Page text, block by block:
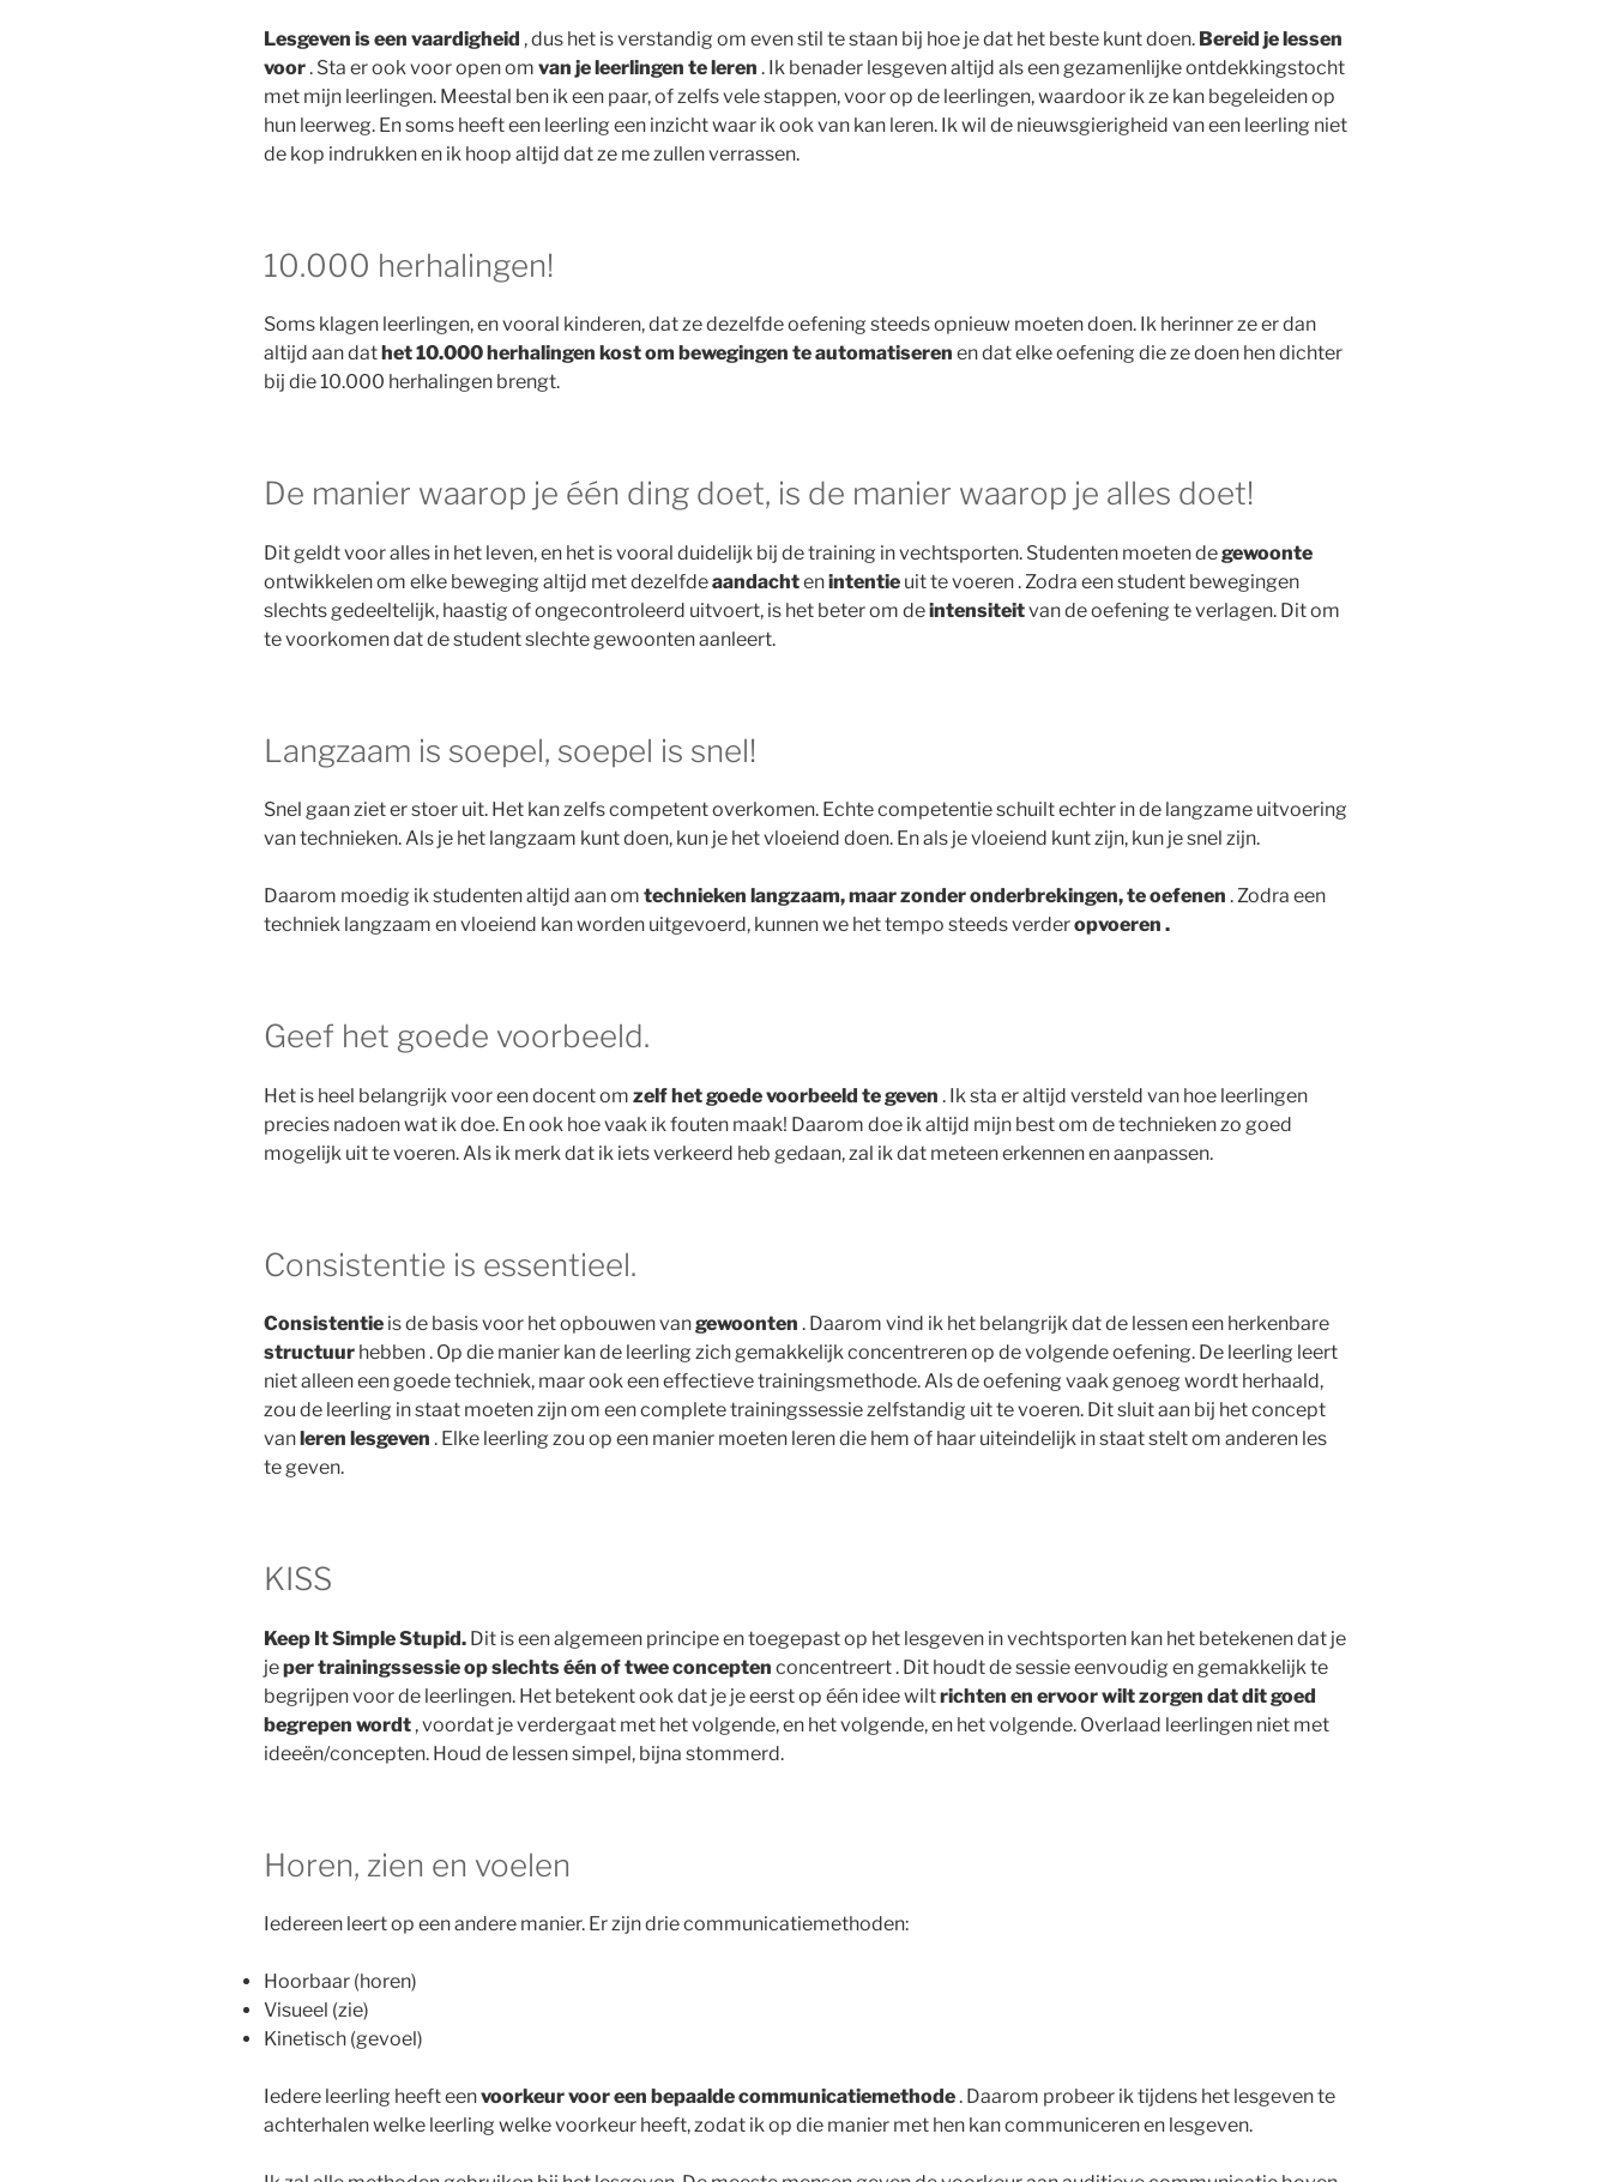
Lesgeven is een vaardigheid , dus het is verstandig om even stil te staan ​​bij hoe je dat het beste kunt doen. Bereid je lessen
voor. Sta er ook voor open om van je leerlingen te leren . Ik benader lesgeven altijd als een gezamenlijke ontdekkingstocht
met mijn leerlingen. Meestal ben ik een paar, of zelfs vele stappen, voor op de leerlingen, waardoor ik ze kan begeleiden op
hun leerweg. En soms heeft een leerling een inzicht waar ik ook van kan leren. Ik wil de nieuwsgierigheid van een leerling niet
de kop indrukken en ik hoop altijd dat ze me zullen verrassen.
10.000 herhalingen!
Soms klagen leerlingen, en vooral kinderen, dat ze dezelfde oefening steeds opnieuw moeten doen. Ik herinner ze er dan
altijd aan dat het 10.000 herhalingen kost om bewegingen te automatiseren en dat elke oefening die ze doen hen dichter
bij die 10.000 herhalingen brengt.
De manier waarop je één ding doet, is de manier waarop je alles doet!
Dit geldt voor alles in het leven, en het is vooral duidelijk bij de training in vechtsporten. Studenten moeten degewoonte
ontwikkelen om elke beweging altijd met dezelfdeaandachtenintentie uit te voeren . Zodra een student bewegingen
slechts gedeeltelijk, haastig of ongecontroleerd uitvoert, is het beter om deintensiteitvan de oefening te verlagen. Dit om
te voorkomen dat de student slechte gewoonten aanleert.
Langzaam is soepel, soepel is snel!
Snel gaan ziet er stoer uit. Het kan zelfs competent overkomen. Echte competentie schuilt echter in de langzame uitvoering
van technieken. Als je het langzaam kunt doen, kun je het vloeiend doen. En als je vloeiend kunt zijn, kun je snel zijn.
Daarom moedig ik studenten altijd aan om technieken langzaam, maar zonder onderbrekingen, te oefenen . Zodra een
techniek langzaam en vloeiend kan worden uitgevoerd, kunnen we het tempo steeds verderopvoeren .
Geef het goede voorbeeld.
Het is heel belangrijk voor een docent om zelf het goede voorbeeld te geven . Ik sta er altijd versteld van hoe leerlingen
precies nadoen wat ik doe. En ook hoe vaak ik fouten maak! Daarom doe ik altijd mijn best om de technieken zo goed
mogelijk uit te voeren. Als ik merk dat ik iets verkeerd heb gedaan, zal ik dat meteen erkennen en aanpassen.
Consistentie is essentieel.
Consistentie is de basis voor het opbouwen vangewoonten . Daarom vind ik het belangrijk dat de lessen een herkenbare
structuur hebben . Op die manier kan de leerling zich gemakkelijk concentreren op de volgende oefening. De leerling leert
niet alleen een goede techniek, maar ook een effectieve trainingsmethode. Als de oefening vaak genoeg wordt herhaald,
zou de leerling in staat moeten zijn om een ​​complete trainingssessie zelfstandig uit te voeren. Dit sluit aan bij het concept
van leren lesgeven . Elke leerling zou op een manier moeten leren die hem of haar uiteindelijk in staat stelt om anderen les
te geven.
KISS
Keep It Simple Stupid. Dit is een algemeen principe en toegepast op het lesgeven in vechtsporten kan het betekenen dat je
jeper trainingssessie op slechts één of twee concepten concentreert . Dit houdt de sessie eenvoudig en gemakkelijk te
begrijpen voor de leerlingen. Het betekent ook dat je je eerst op één idee wiltrichten en ervoor wilt zorgen dat dit goed
begrepen wordt , voordat je verdergaat met het volgende, en het volgende, en het volgende. Overlaad leerlingen niet met
ideeën/concepten. Houd de lessen simpel, bijna stommerd.
Horen, zien en voelen
Iedereen leert op een andere manier. Er zijn drie communicatiemethoden:
Hoorbaar (horen)
Visueel (zie)
Kinetisch (gevoel)
Iedere leerling heeft eenvoorkeur voor een bepaalde communicatiemethode. Daarom probeer ik tijdens het lesgeven te
achterhalen welke leerling welke voorkeur heeft, zodat ik op die manier met hen kan communiceren en lesgeven.